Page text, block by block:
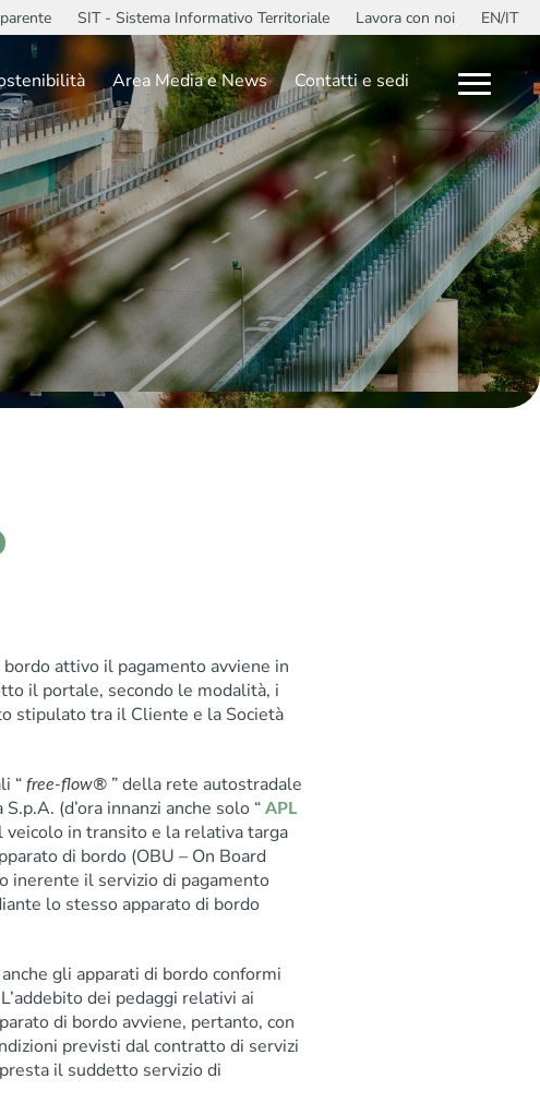
SIT - Sistema Informativo Territoriale Lavora con noi EN/IT
Area Media e News Contatti e sedi
attivo il pagamento avviene in
il portale, secondo le modalità, i
stipulato tra il Cliente e la Società
“free-flow® ” della rete autostradale
(d’ora innanzi anche solo “APL
veicolo in transito e la relativa targa
di bordo (OBU – On Board
il servizio di pagamento
lo stesso apparato di bordo
gli apparati di bordo conformi
dei pedaggi relativi ai
di bordo avviene, pertanto, con
previsti dal contratto di servizi
il suddetto servizio di